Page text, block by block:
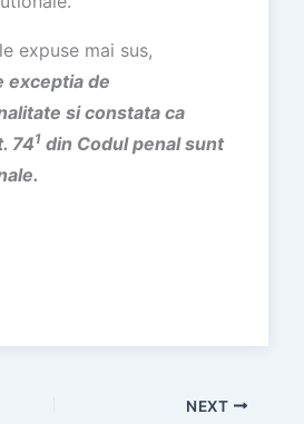
expuse mai sus,
exceptia de
si constata ca
741 din Codul penal sunt
NEXT